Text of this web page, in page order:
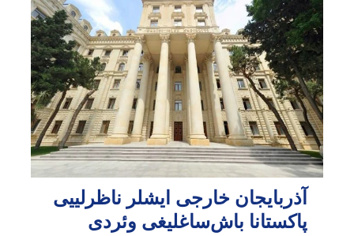
آذربایجان خارجی ایشلر ناظرلییی
پاکستانا باش‌ساغلیغی وئردی